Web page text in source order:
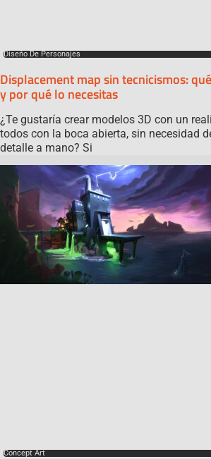
Diseño De Personajes
Displacement map sin tecnicismos:
y por qué lo necesitas
¿Te gustaría crear modelos 3D con un
todos con la boca abierta, sin necesidad
detalle a mano? Si
Concept Art